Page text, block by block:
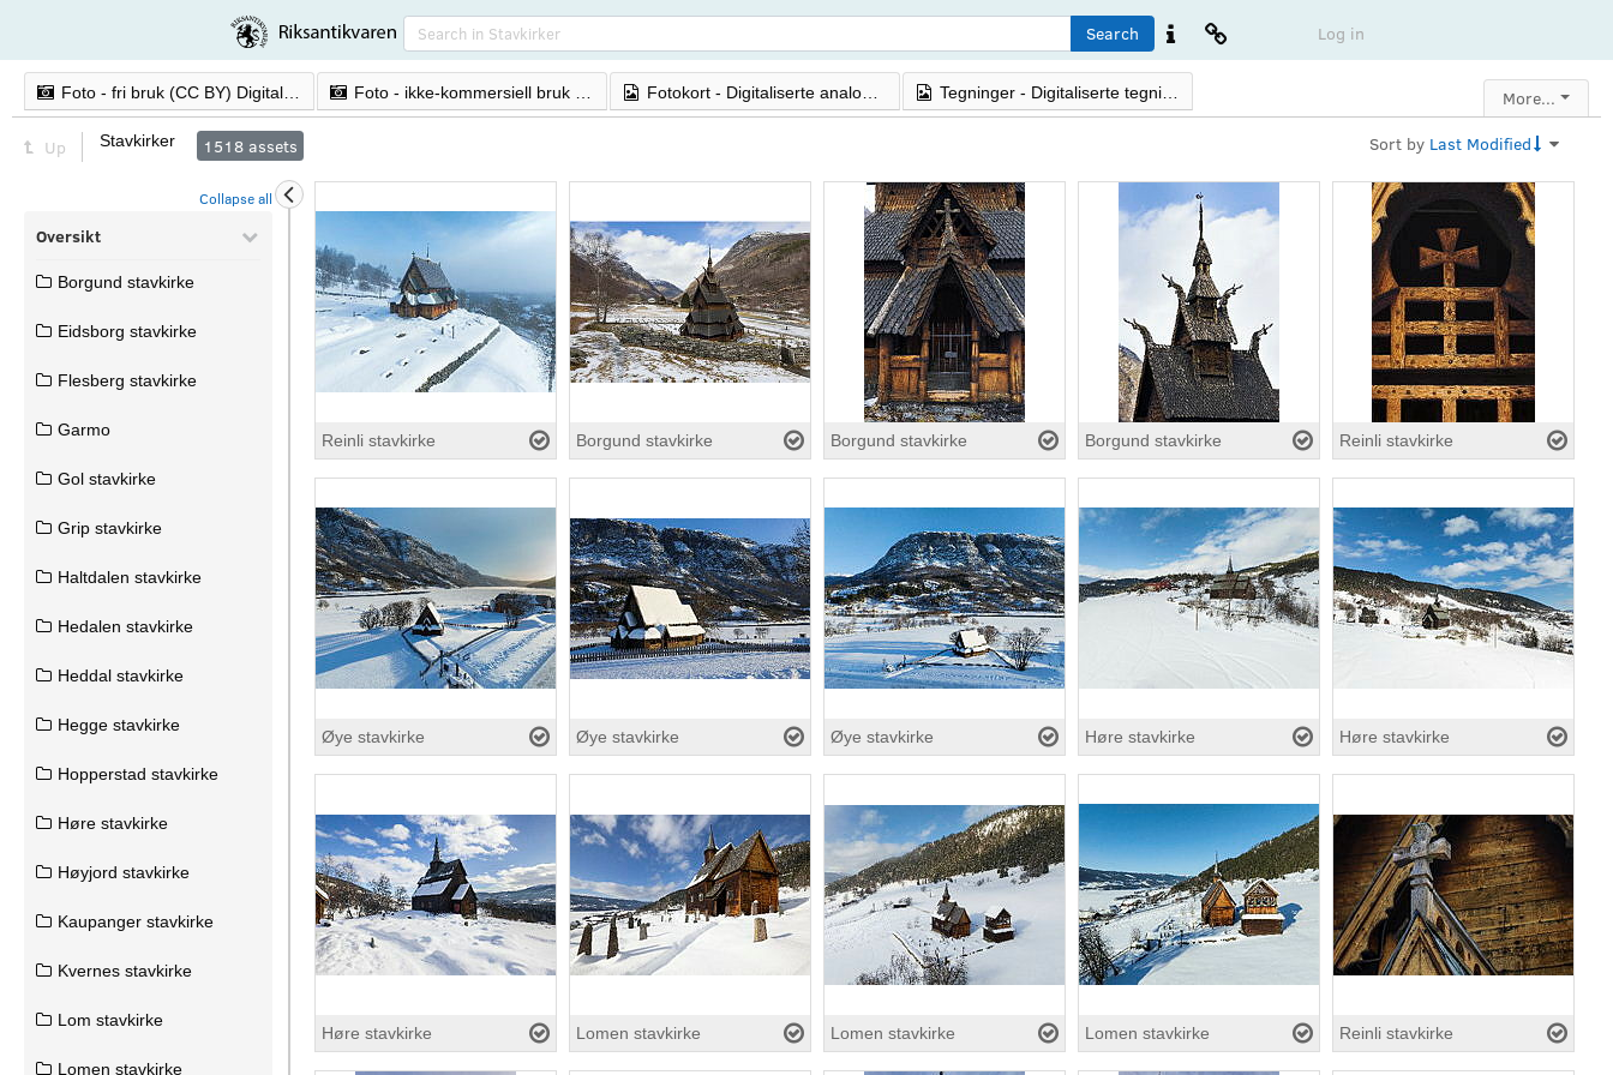
Search   Log in
 Foto - fri bruk (CC BY) Digitaliserte analoge foto fra 1870-dd og nyere digitale bilder.  Foto - ikke-kommersiell bruk (CC BY-NC-ND) Innkjøpte bilder fra profesjonelle fotografer.  Fotokort - Digitaliserte analoge foto fra 1870-dd  Tegninger - Digitaliserte tegninger fra 1820-dd More...
Up Stavkirker 1518 assets Sort by Last Modified
Collapse all
Oversikt
Borgund stavkirke
Eidsborg stavkirke
Flesberg stavkirke
Garmo
Gol stavkirke
Grip stavkirke
Haltdalen stavkirke
Hedalen stavkirke
Heddal stavkirke
Hegge stavkirke
Hopperstad stavkirke
Høre stavkirke
Høyjord stavkirke
Kaupanger stavkirke
Kvernes stavkirke
Lom stavkirke
Lomen stavkirke
Reinli stavkirke Borgund stavkirke Borgund stavkirke Borgund stavkirke Reinli stavkirke
Øye stavkirke Øye stavkirke Øye stavkirke Høre stavkirke Høre stavkirke
Høre stavkirke Lomen stavkirke Lomen stavkirke Lomen stavkirke Reinli stavkirke